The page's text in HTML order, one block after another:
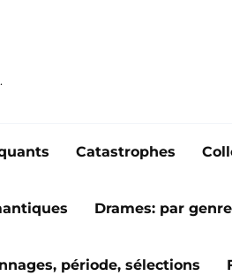
Catastrophes
Drames: par
période, sélections